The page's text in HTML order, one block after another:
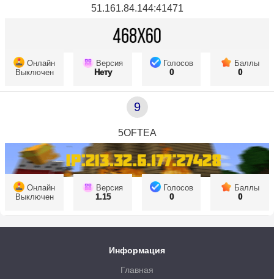
51.161.84.144:41471
Онлайн
Выключен
Версия
Нету
Голосов
0
Баллы
0
9
5OFTEA
Онлайн
Выключен
Версия
1.15
Голосов
0
Баллы
0
Информация
Главная